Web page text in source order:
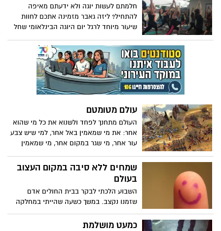
חלמתם לעשות יוגה ולא ידעתם מאיפה
להתחיל? ליזה גאבר מזמינה אתכם לחוות
שיעור מיוחד לרגל יום היוגה הבינלאומי שחל
מבחינת שעות אור והזדמנות מצוינת לצאת
מהשגרה. כל הפרטים בפנים.
עולם מטומטם
העולם מתחנך לפחד ולשנוא את כל מי שהוא
אחר: את מי שמאמין באל אחר, למי שיש צבע
עור אחר, מי שגר במקום אחר, מי שמאמין
מי שאוהד קבוצה אחרת ועוד ועוד. המנהיגות
למדה לשלוט בעולם ע"י הנחלת הפחד
והשנאה בנתיניה, כך הם משפיטים אוכלוסיות
שלמות, כך הם צוברים כוח, כך הם בורחים
מהאחריות להעניק לנתיניהם איכות חיים
וכתחליף הם מאכלים אותם בשנאה.
שמחים ללא סיבה במקום העצוב
בעולם
השבוע הלכתי לבקר בבית החולים אדם
שזמנו נקצב. במשך כשעה שהייתי במחלקה
הכי עצובה בעולם, שם נפרדים מדי יום אנשים
מהעולם ויצאתי ממנה עם תובנות חדשות...
כמעט מושלמת